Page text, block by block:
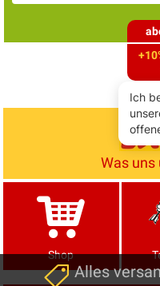
Was uns
Shop
Alles